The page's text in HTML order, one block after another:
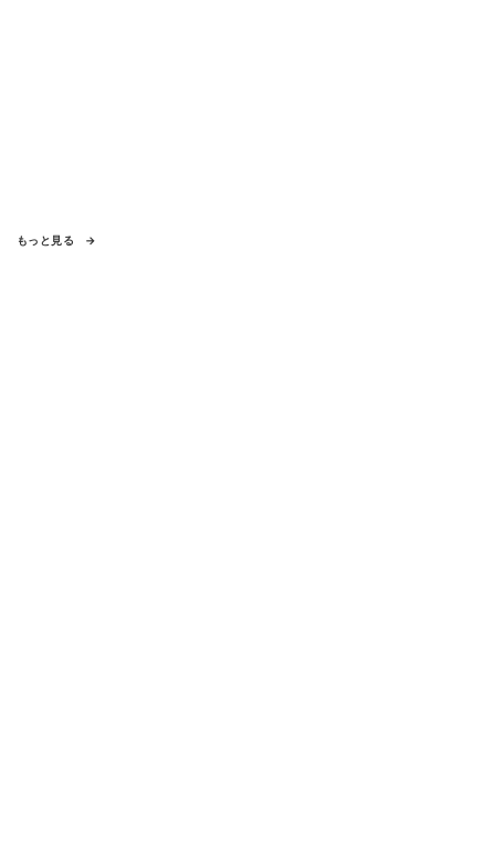
もっと見る